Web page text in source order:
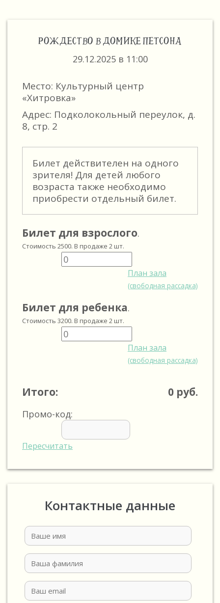
РОЖДЕСТВО В ДОМИКЕ ПЕТСОНА
29.12.2025 в 11:00
Место: Культурный центр
«Хитровка»
Адрес: Подколокольный переулок, д.
8, стр. 2
Билет действителен на одного
зрителя! Для детей любого
возраста также необходимо
приобрести отдельный билет.
Билет для взрослого.
Стоимость 2500. В продаже 2 шт.
План зала
(свободная рассадка)
Билет для ребенка.
Стоимость 3200. В продаже 2 шт.
План зала
(свободная рассадка)
Итого: 0 руб.
Промо-код:
Пересчитать
Контактные данные